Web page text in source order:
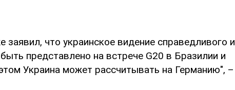
заявил, что украинское видение справедливого и
представлено на встрече G20 в Бразилии и
Украина может рассчитывать на Германию", –